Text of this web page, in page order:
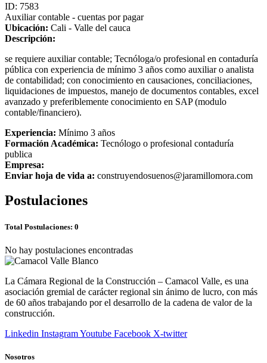
ID: 7583
Auxiliar contable - cuentas por pagar
Ubicación: Cali - Valle del cauca
Descripción:
se requiere auxiliar contable; Tecnóloga/o profesional en contaduría
pública con experiencia de mínimo 3 años como auxiliar o analista
de contabilidad; con conocimiento en causaciones, conciliaciones,
liquidaciones de impuestos, manejo de documentos contables, excel
avanzado y preferiblemente conocimiento en SAP (modulo
contable/financiero).
Experiencia: Mínimo 3 años
Formación Académica: Tecnólogo o profesional contaduría
publica
Empresa:
Enviar hoja de vida a: construyendosuenos@jaramillomora.com
Postulaciones
Total Postulaciones: 0
No hay postulaciones encontradas
La Cámara Regional de la Construcción – Camacol Valle, es una
asociación gremial de carácter regional sin ánimo de lucro, con más
de 60 años trabajando por el desarrollo de la cadena de valor de la
construcción.
Linkedin InstagramYoutube Facebook X-twitter
Nosotros